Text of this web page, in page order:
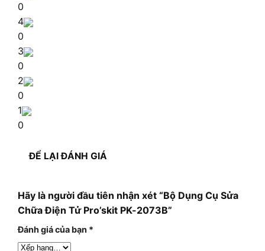
0
4
0
3
0
2
0
1
0
ĐỂ LẠI ĐÁNH GIÁ
Hãy là người đầu tiên nhận xét “Bộ Dụng Cụ Sửa
Chữa Điện Tử Pro’skit PK-2073B”
Đánh giá của bạn *